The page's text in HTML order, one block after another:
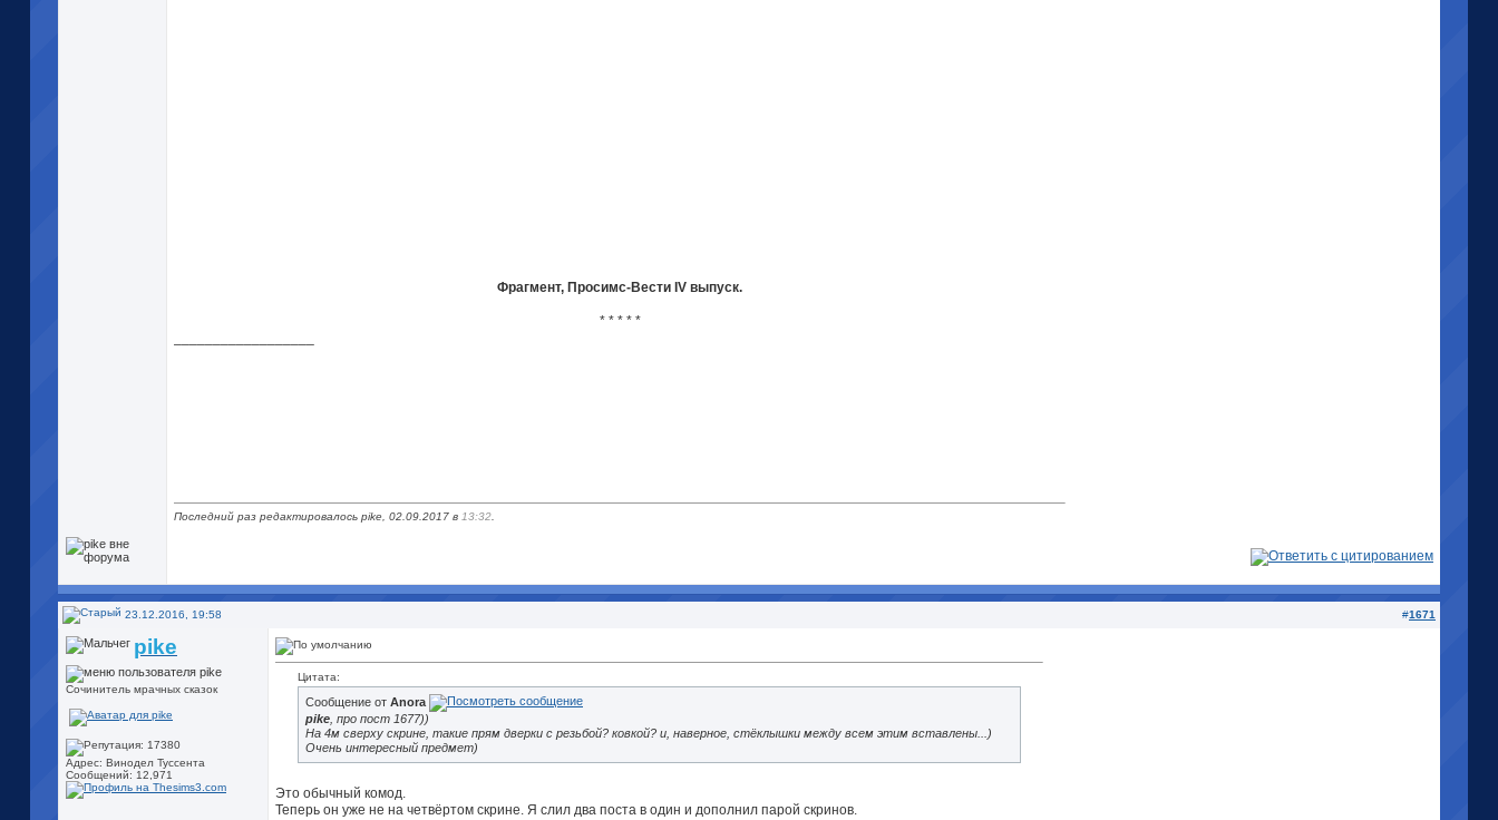
Фрагмент, Просимс-Вести IV выпуск.
* * * * *
Последний раз редактировалось pike, 02.09.2017 в 13:32
23.12.2016, 19:58 #1671
pike
Сочинитель мрачных сказок
Адрес: Винодел Туссента
Сообщений: 12,971
Цитата:
Сообщение от Anora
pike , про пост 1677))
На 4м сверху скрине, такие прям дверки с резьбой? ковкой? и, наверное, стёклышки между всем этим вставлены...)
Очень интересный предмет)
Это обычный комод.
Теперь он уже не на четвёртом скрине. Я слил два поста в один и дополнил парой скринов.